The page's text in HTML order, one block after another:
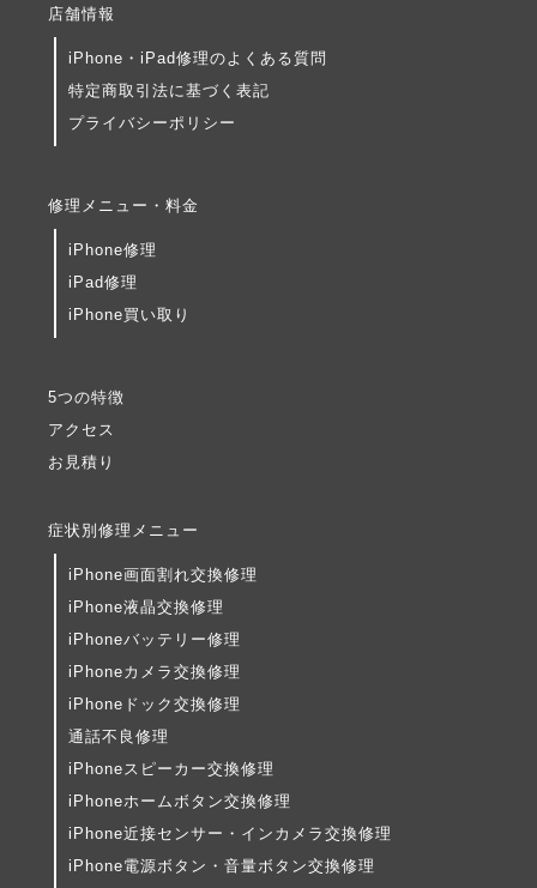
店舗情報
iPhone・iPad修理のよくある質問
特定商取引法に基づく表記
プライバシーポリシー
修理メニュー・料金
iPhone修理
iPad修理
iPhone買い取り
5つの特徴
アクセス
お見積り
症状別修理メニュー
iPhone画面割れ交換修理
iPhone液晶交換修理
iPhoneバッテリー修理
iPhoneカメラ交換修理
iPhoneドック交換修理
通話不良修理
iPhoneスピーカー交換修理
iPhoneホームボタン交換修理
iPhone近接センサー・インカメラ交換修理
iPhone電源ボタン・音量ボタン交換修理